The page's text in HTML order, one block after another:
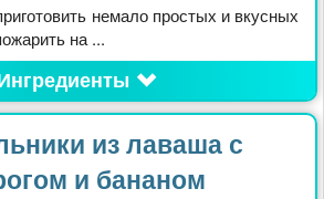
немало простых и вкусных
на ...
из лаваша с
и бананом